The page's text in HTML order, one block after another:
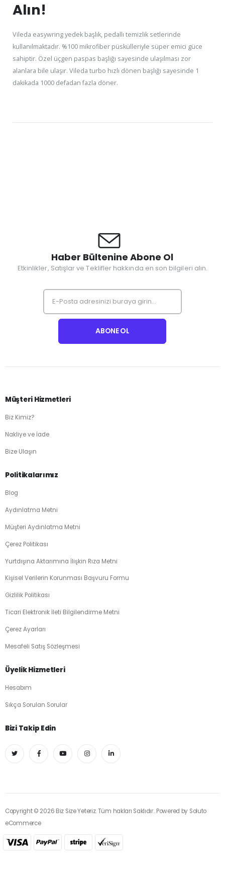
Alın!
Vileda easywring yedek başlık, pedallı temizlik setlerinde
kullanılmaktadır. %100 mikrofiber püskülleriyle süper emici güce
sahiptir. Özel üçgen paspas başlığı sayesinde ulaşılması zor
alanlara bile ulaşır. Vileda turbo hızlı dönen başlığı sayesinde 1
dakikada 1000 defadan fazla döner.
Haber Bültenine Abone Ol
Etkinlikler, Satışlar ve Teklifler hakkında en son bilgileri alın.
Müşteri Hizmetleri
Biz Kimiz?
Nakliye ve İade
Bize Ulaşın
Politikalarımız
Blog
Aydınlatma Metni
Müşteri Aydınlatma Metni
Çerez Politikası
Yurtdışına Aktarımına İlişkin Rıza Metni
Kişisel Verilerin Korunması Başvuru Formu
Gizlilik Politikası
Ticari Elektronik İleti Bilgilendirme Metni
Çerez Ayarları
Mesafeli Satış Sözleşmesi
Üyelik Hizmetleri
Hesabım
Sıkça Sorulan Sorular
Bizi Takip Edin
Copyright © 2026 Biz Size Yeteriz. Tüm hakları Saklıdır.. Powered by Soluto
eCommerce